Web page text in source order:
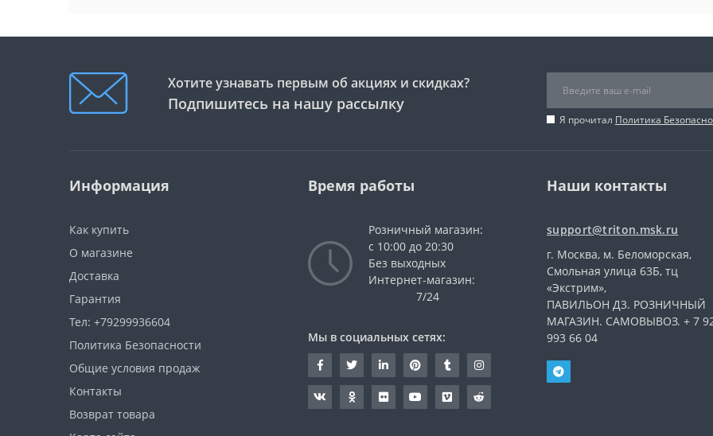
Хотите узнавать первым об акциях и скидках?
Подпишитесь на нашу рассылку
Я прочитал Политика
Информация
Как купить
О магазине
Доставка
Гарантия
Тел: +79299936604
Политика Безопасности
Общие условия продаж
Контакты
Возврат товара
Время работы
Розничный магазин:
с 10:00 до 20:30
Без выходных
Интернет-магазин:
7/24
Мы в социальных сетях:
Наши контакты
support@triton.msk.ru
г. Москва, м. Беломорская,
Смольная улица 63Б, тц
«Экстрим»,
ПАВИЛЬОН Д3. РОЗНИЧНЫЙ
МАГАЗИН. САМОВЫВОЗ. + 7
993 66 04